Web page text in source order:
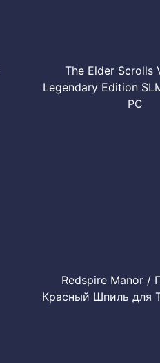
The Elder Scrolls
Legendary Edition
PC
Redspire Manor /
Красный Шпиль для